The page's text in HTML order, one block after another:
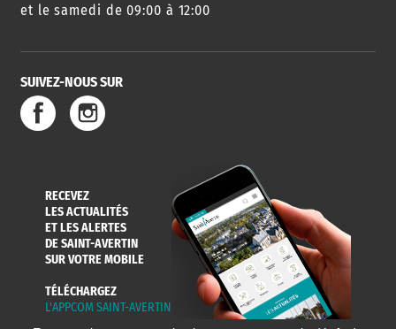
et le samedi de 09:00 à 12:00
SUIVEZ-NOUS SUR
RECEVEZ
LES ACTUALITÉS
ET LES ALERTES
DE SAINT-AVERTIN
SUR VOTRE MOBILE
TÉLÉCHARGEZ
L'APPCOM SAINT-AVERTIN